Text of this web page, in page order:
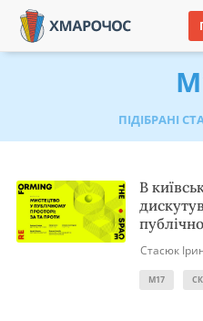
ПІДІБРАНІ
В
Стасюк
M17